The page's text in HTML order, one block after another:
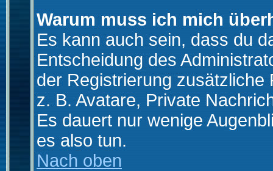
Warum muss ich mich
Es kann auch sein, dass du
Entscheidung des
der Registrierung
z. B. Avatare, Private
Es dauert nur wenige
es also tun.
Nach oben